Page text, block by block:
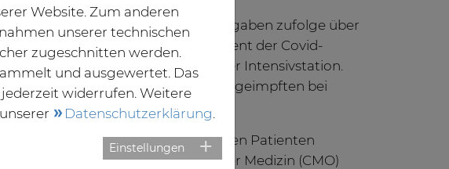
der 37. Kalenderwoche sind den Angaben zufolge über
Prozent ungeimpft. Knapp 12 Prozent der Covid-
befinden sich derzeit auf der Intensivstation.
hier überwiegt der Anteil der Ungeimpften bei
in erster Linie von nichtgeimpften Patienten
Hellmann, Helios Geschäftsführer Medizin (CMO)
Website. Zum anderen
unserer technischen
zugeschnitten werden.
und ausgewertet. Das
widerrufen. Weitere
Datenschutzerklärung
Einstellungen